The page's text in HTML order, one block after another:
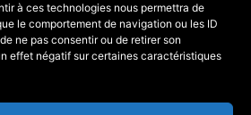
à ces technologies nous permettra de
le comportement de navigation ou les ID
ne pas consentir ou de retirer son
effet négatif sur certaines caractéristiques